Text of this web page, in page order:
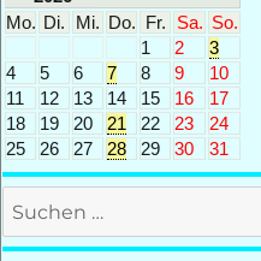
Mo. Di. Mi. Do. Fr. Sa. So.
1
2
3
4
5 6 7 8 9
10
11
12 13 14 15 16
17
18
19 20 21 22 23
24
25
26 27 28 29 30 31
Suchen
nach: